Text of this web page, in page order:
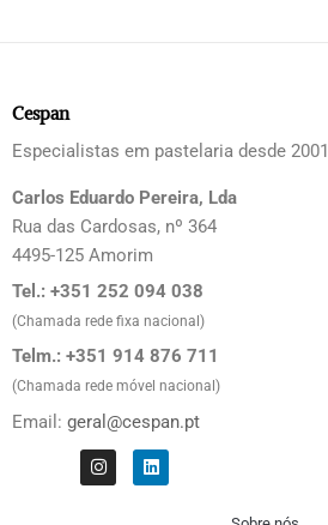
Cespan
Especialistas em pastelaria desde 2001
Carlos Eduardo Pereira, Lda
Rua das Cardosas, nº 364
4495-125 Amorim
Tel.: +351 252 094 038
(Chamada rede fixa nacional)
Telm.: +351 914 876 711
(Chamada rede móvel nacional)
Email: geral@cespan.pt
I
n
s
L
i
n